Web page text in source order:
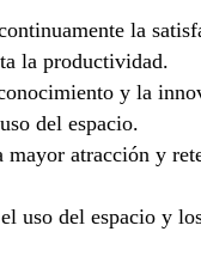
la
la productividad.
y la
del espacio.
mayor atracción y
uso del espacio y